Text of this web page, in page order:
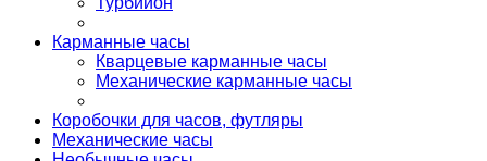
Карманные часы
Кварцевые карманные часы
Механические карманные часы
Коробочки для часов, футляры
Механические часы